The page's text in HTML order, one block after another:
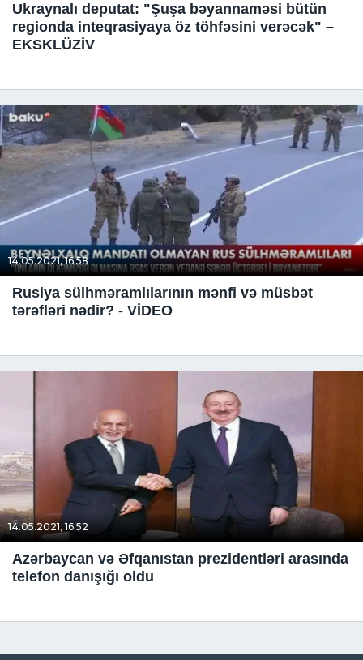
Ukraynalı deputat: "Şuşa bəyannaməsi bütün
regionda inteqrasiyaya öz töhfəsini verəcək" –
EKSKLÜZİV
14.05.2021, 16:58
Rusiya sülhməramlılarının mənfi və müsbət
tərəfləri nədir? - VİDEO
14.05.2021, 16:52
Azərbaycan və Əfqanıstan prezidentləri arasında
telefon danışığı oldu